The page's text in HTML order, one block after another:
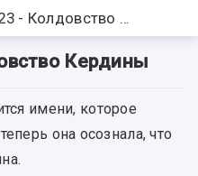
Глава 123 - Колдовство Кердины
Кердины
имени, которое
она осознала, что